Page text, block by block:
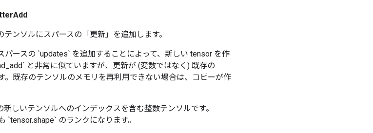
テンソルにスパースの「更新」を追加します。
パースの `updates` を追加することによって、新しい tensor を作
と非常に似ていますが、更新が (変数ではなく) 既存の
。既存のテンソルのメモリを再利用できない場合は、コピーが作
しいテンソルへのインデックスを含む整数テンソルです。
のランクになります。